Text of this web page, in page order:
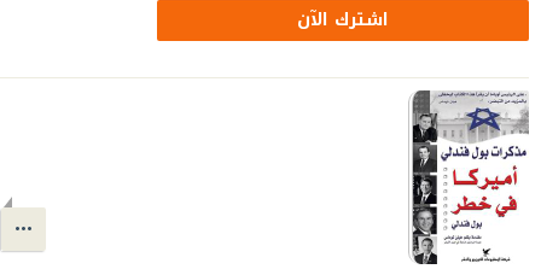
اشترك الآن